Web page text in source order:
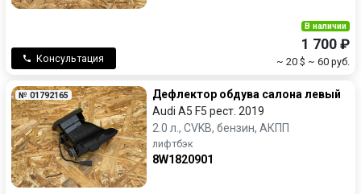
Консультация
В наличии
1 700 ₽
~ 20 $ ~ 60 руб.
№ 01792165
Дефлектор обдува салона левый
Audi A5 F5 рест. 2019
2.0 л., CVKB, бензин, АКПП
лифтбэк
8W1820901